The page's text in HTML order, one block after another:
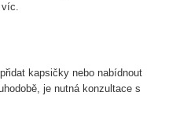
víc.
kapsičky nebo nabídnout
je nutná konzultace s